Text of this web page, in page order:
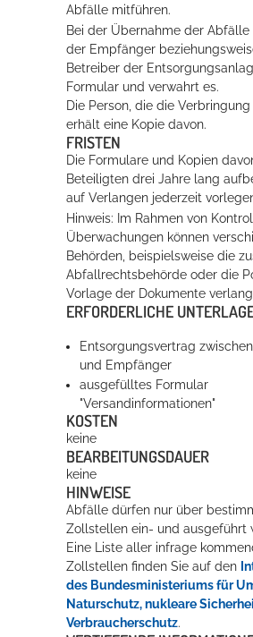
Abfälle mitführen.
Bei der Übernahme der
der Empfänger
Betreiber der
Formular und verwahrt es.
Die Person, die die Verbringung
erhält eine Kopie davon.
FRISTEN
Die Formulare und Kopien
Beteiligten drei Jahre lang
auf Verlangen jederzeit
Hinweis: Im Rahmen von
Überwachungen können
Behörden, beispielsweise die
Abfallrechtsbehörde oder die
Vorlage der Dokumente
ERFORDERLICHE
Entsorgungsvertrag
und Empfänger
ausgefülltes Formular
"Versandinformationen"
KOSTEN
keine
BEARBEITUNGSDAUER
keine
HINWEISE
Abfälle dürfen nur über
Zollstellen ein- und ausgeführt
Eine Liste aller infrage
Zollstellen finden Sie auf den
des Bundesministeriums für
Naturschutz, nukleare
Verbraucherschutz.